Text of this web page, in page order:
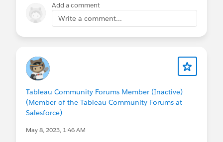
Add a comment
Write a comment...
Tableau Community Forums Member (Inactive)
(Member of the Tableau Community Forums at
Salesforce)
May 8, 2023, 1:46 AM